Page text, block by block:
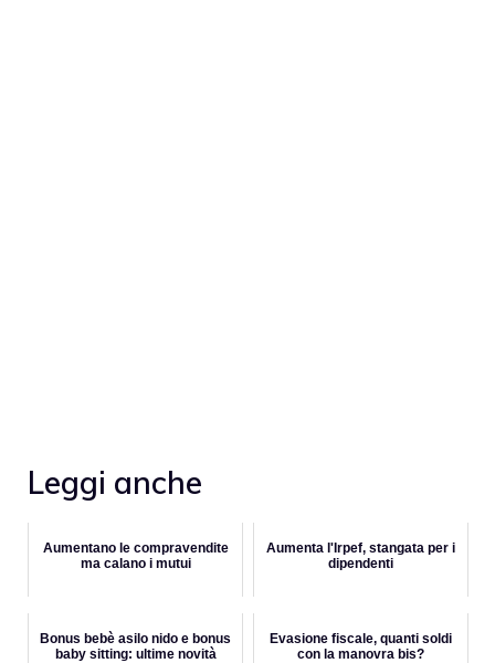
Leggi anche
Aumentano le compravendite
ma calano i mutui
Aumenta l'Irpef, stangata per i
dipendenti
Bonus bebè asilo nido e bonus
baby sitting: ultime novità
Evasione fiscale, quanti soldi
con la manovra bis?